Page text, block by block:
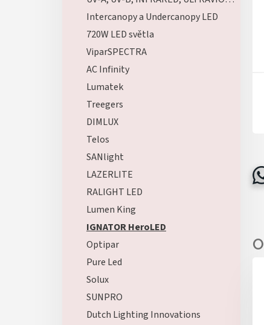
Intercanopy a Undercanopy LED
720W LED světla
ViparSPECTRA
AC Infinity
Lumatek
Treegers
DIMLUX
Telos
SANlight
LAZERLITE
RALIGHT LED
Lumen King
IGNATOR HeroLED
Optipar
Pure Led
Solux
SUNPRO
Dutch Lighting Innovations